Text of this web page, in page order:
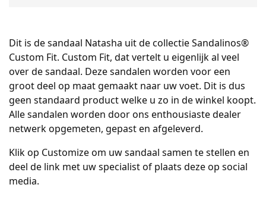
Dit is de sandaal Natasha uit de collectie Sandalinos®
Custom Fit. Custom Fit, dat vertelt u eigenlijk al veel
over de sandaal. Deze sandalen worden voor een
groot deel op maat gemaakt naar uw voet. Dit is dus
geen standaard product welke u zo in de winkel koopt.
Alle sandalen worden door ons enthousiaste dealer
netwerk opgemeten, gepast en afgeleverd.
Klik op Customize om uw sandaal samen te stellen en
deel de link met uw specialist of plaats deze op social
media.